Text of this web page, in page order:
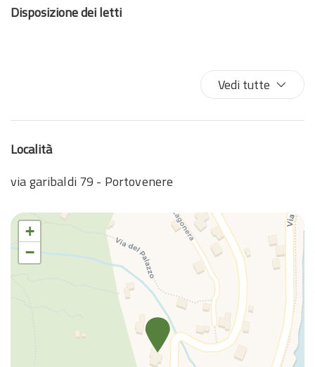
Fornelli
Letto singolo
Phon
Piatti e Posate
Spazio esterno
TV
Vista sul golfo
Disposizione dei letti
Vedi tutte
Località
via garibaldi 79 - Portovenere
+
−